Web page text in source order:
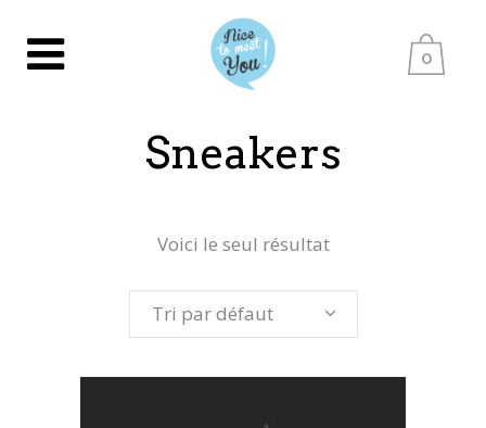
0
Sneakers
Voici le seul résultat
Tri par défaut